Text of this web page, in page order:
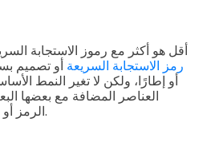
أقل هو أكثر مع رموز الاستجابة
رمز الاستجابة السريعة أو تصميم
أو إطارًا، ولكن لا تغير النمط
العناصر المضافة مع بعضها
الرمز أو النمط لأي ماسح ضوئي.